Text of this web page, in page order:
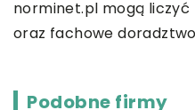
norminet.pl mogą liczyć
oraz fachowe
Podobne firmy